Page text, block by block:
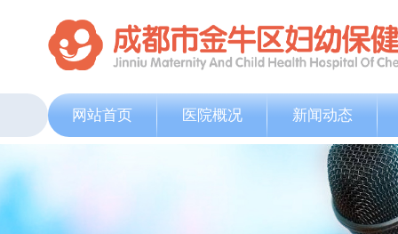
网站首页 医院概况 新闻动态